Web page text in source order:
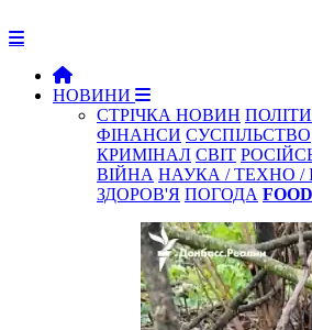
НОВИНИ
СТРІЧКА НОВИН
ФІНАНСИ СУСПІЛЬСТВО
КРИМІНАЛ СВІТ
ВІЙНА НАУКА / ТЕХНО /
ЗДОРОВ'Я ПОГОДА FOOD